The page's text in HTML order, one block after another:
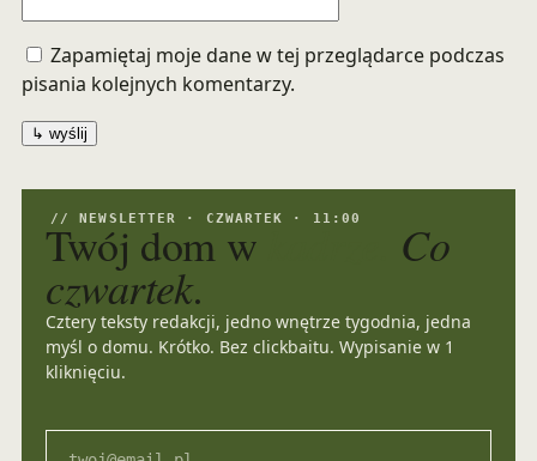
Zapamiętaj moje dane w tej przeglądarce podczas
pisania kolejnych komentarzy.
// NEWSLETTER · CZWARTEK · 11:00
Twój dom w Co
czwartek.
Cztery teksty redakcji, jedno wnętrze tygodnia, jedna
myśl o domu. Krótko. Bez clickbaitu. Wypisanie w 1
kliknięciu.